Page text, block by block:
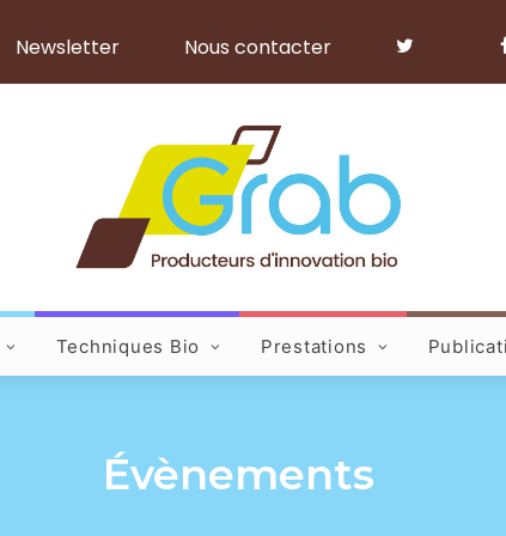
Newsletter Nous contacter
Techniques Bio Prestations
Évènements